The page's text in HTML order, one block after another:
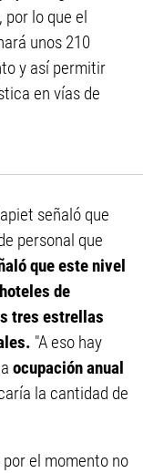
lo que el
unos 210
y así permitir
en vías de
señaló que
personal que
que este nivel
de
tres estrellas
"A eso hay
ocupación anual
la cantidad de
el momento no